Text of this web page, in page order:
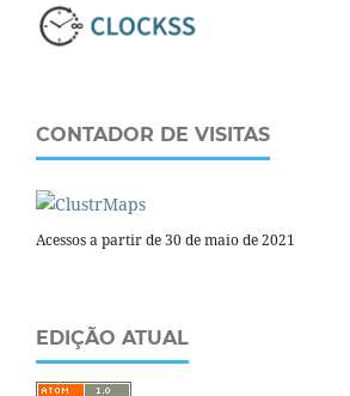
CONTADOR DE VISITAS
Acessos a partir de 30 de maio de 2021
EDIÇÃO ATUAL